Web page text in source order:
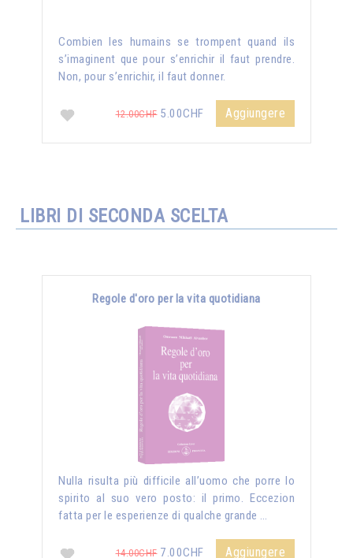
Combien les humains se trompent quand ils
s’imaginent que pour s’enrichir il faut prendre.
Non, pour s’enrichir, il faut donner.
12.00CHF5.00CHF Aggiungere
LIBRI DI SECONDA SCELTA
Regole d'oro per la vita quotidiana
Nulla risulta più difficile all’uomo che porre lo
spirito al suo vero posto: il primo. Eccezion
fatta per le esperienze di qualche grande …
14.00CHF7.00CHF Aggiungere